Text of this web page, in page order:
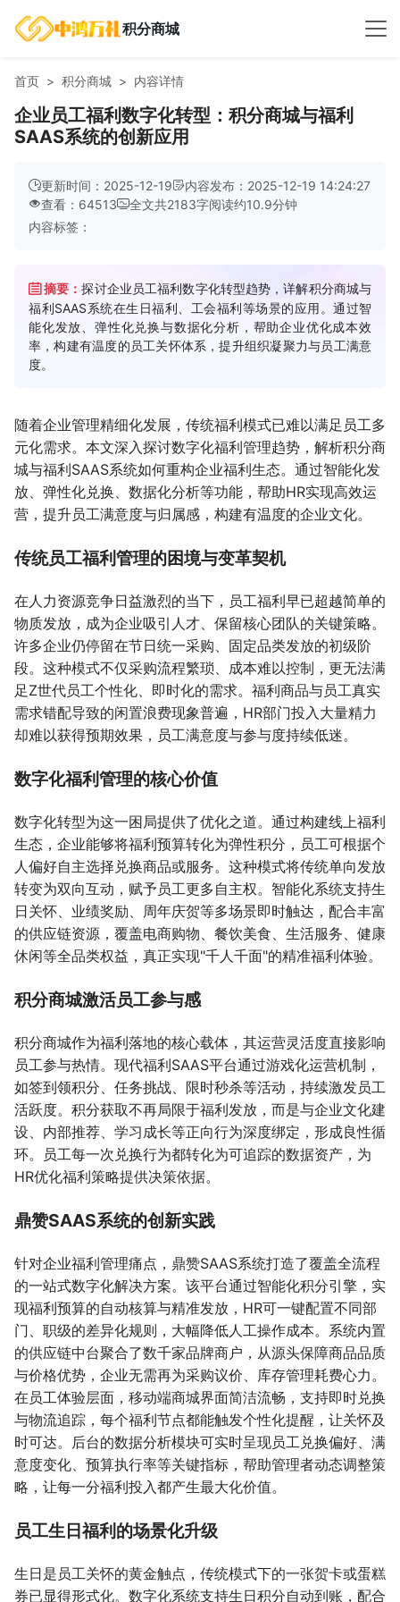
积分商城
首页 积分商城 内容详情
企业员工福利数字化转型：积分商城与福利
SAAS系统的创新应用
更新时间：2025-12-19
内容发布：2025-12-19 14:24:27
查看：64513
全文共2183字阅读约10.9分钟
内容标签：
摘要：探讨企业员工福利数字化转型趋势，详解积分商城与
福利SAAS系统在生日福利、工会福利等场景的应用。通过智
能化发放、弹性化兑换与数据化分析，帮助企业优化成本效
率，构建有温度的员工关怀体系，提升组织凝聚力与员工满意
度。
随着企业管理精细化发展，传统福利模式已难以满足员工多
元化需求。本文深入探讨数字化福利管理趋势，解析积分商
城与福利SAAS系统如何重构企业福利生态。通过智能化发
放、弹性化兑换、数据化分析等功能，帮助HR实现高效运
营，提升员工满意度与归属感，构建有温度的企业文化。
传统员工福利管理的困境与变革契机
在人力资源竞争日益激烈的当下，员工福利早已超越简单的
物质发放，成为企业吸引人才、保留核心团队的关键策略。
许多企业仍停留在节日统一采购、固定品类发放的初级阶
段。这种模式不仅采购流程繁琐、成本难以控制，更无法满
足Z世代员工个性化、即时化的需求。福利商品与员工真实
需求错配导致的闲置浪费现象普遍，HR部门投入大量精力
却难以获得预期效果，员工满意度与参与度持续低迷。
数字化福利管理的核心价值
数字化转型为这一困局提供了优化之道。通过构建线上福利
生态，企业能够将福利预算转化为弹性积分，员工可根据个
人偏好自主选择兑换商品或服务。这种模式将传统单向发放
转变为双向互动，赋予员工更多自主权。智能化系统支持生
日关怀、业绩奖励、周年庆贺等多场景即时触达，配合丰富
的供应链资源，覆盖电商购物、餐饮美食、生活服务、健康
休闲等全品类权益，真正实现"千人千面"的精准福利体验。
积分商城激活员工参与感
积分商城作为福利落地的核心载体，其运营灵活度直接影响
员工参与热情。现代福利SAAS平台通过游戏化运营机制，
如签到领积分、任务挑战、限时秒杀等活动，持续激发员工
活跃度。积分获取不再局限于福利发放，而是与企业文化建
设、内部推荐、学习成长等正向行为深度绑定，形成良性循
环。员工每一次兑换行为都转化为可追踪的数据资产，为
HR优化福利策略提供决策依据。
鼎赞SAAS系统的创新实践
针对企业福利管理痛点，鼎赞SAAS系统打造了覆盖全流程
的一站式数字化解决方案。该平台通过智能化积分引擎，实
现福利预算的自动核算与精准发放，HR可一键配置不同部
门、职级的差异化规则，大幅降低人工操作成本。系统内置
的供应链中台聚合了数千家品牌商户，从源头保障商品品质
与价格优势，企业无需再为采购议价、库存管理耗费心力。
在员工体验层面，移动端商城界面简洁流畅，支持即时兑换
与物流追踪，每个福利节点都能触发个性化提醒，让关怀及
时可达。后台的数据分析模块可实时呈现员工兑换偏好、满
意度变化、预算执行率等关键指标，帮助管理者动态调整策
略，让每一分福利投入都产生最大化价值。
员工生日福利的场景化升级
生日是员工关怀的黄金触点，传统模式下的一张贺卡或蛋糕
券已显得形式化。数字化系统支持生日积分自动到账，配合